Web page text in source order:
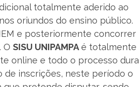
totalmente aderido ao
oriundos do ensino público.
e posteriormente concorrer
O SISU UNIPAMPAé totalmente
online e todo o processo dura
de inscrições, neste período o